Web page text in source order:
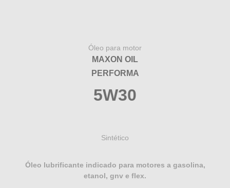
Óleo para motor
MAXON OIL
PERFORMA
5W30
Sintético
Óleo lubrificante indicado para motores a gasolina,
etanol, gnv e flex.